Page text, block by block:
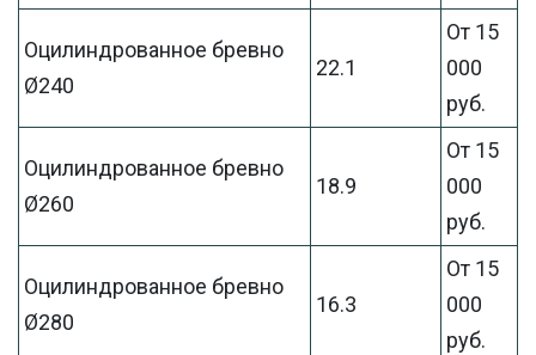
Оцилиндрованное бревно
Ø240
22.1
От 15
000
руб.
Оцилиндрованное бревно
Ø260
18.9
От 15
000
руб.
Оцилиндрованное бревно
Ø280
16.3
От 15
000
руб.